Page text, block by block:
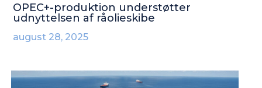
OPEC+-produktion understøtter
udnyttelsen af råolieskibe
august 28, 2025